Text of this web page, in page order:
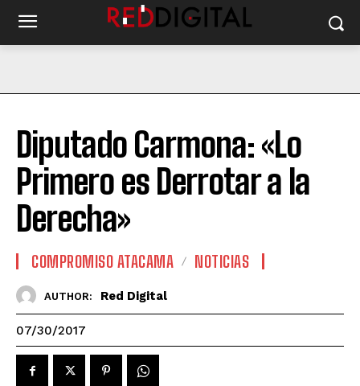
Diputado Carmona: «Lo
Primero es Derrotar a la
Derecha»
COMPROMISO ATACAMA NOTICIAS
AUTHOR: Red Digital
07/30/2017